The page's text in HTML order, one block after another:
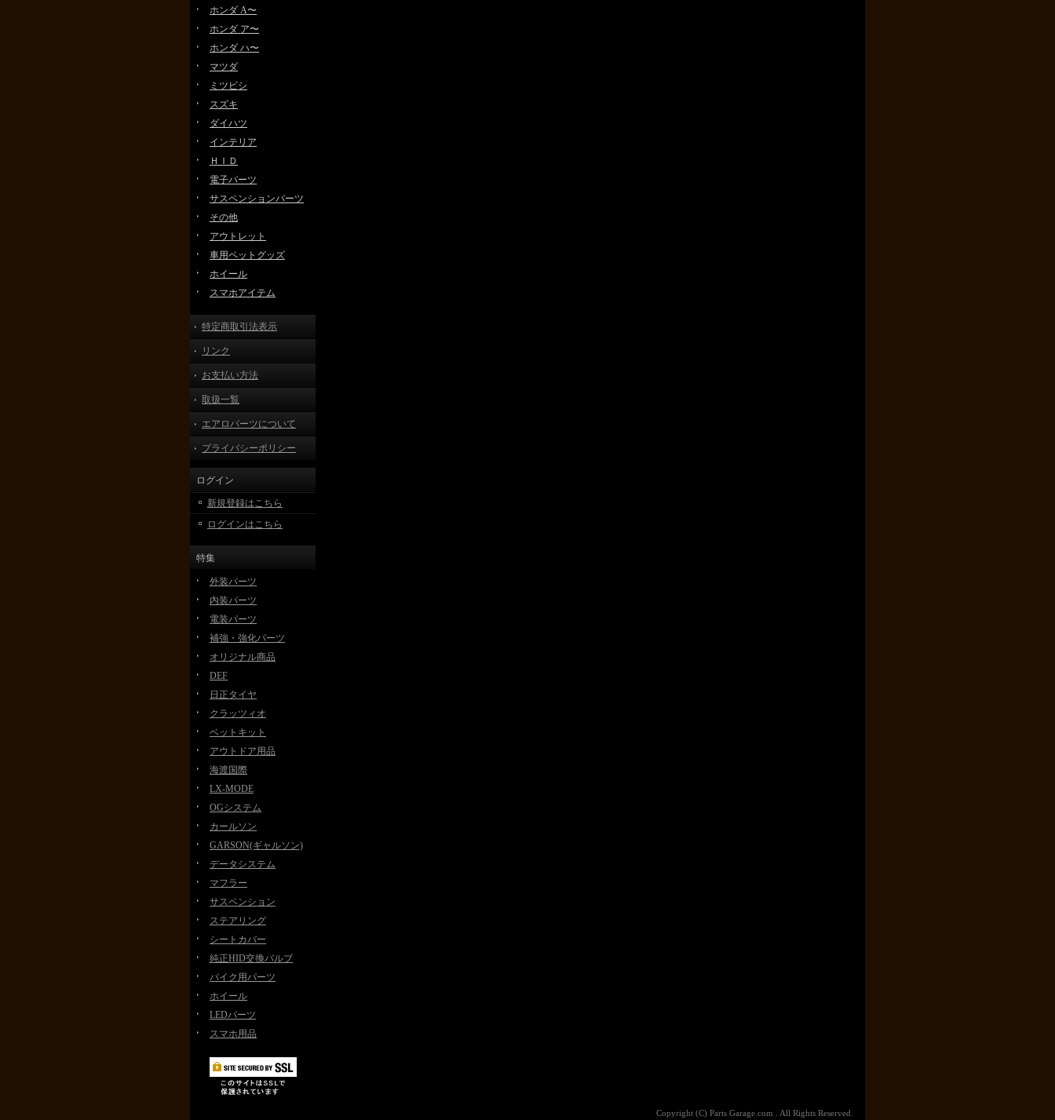
ホンダ A〜
ホンダ ア〜
ホンダ ハ〜
マツダ
ミツビシ
スズキ
ダイハツ
インテリア
ＨＩＤ
電子パーツ
サスペンションパーツ
その他
アウトレット
車用ペットグッズ
ホイール
スマホアイテム
特定商取引法表示
リンク
お支払い方法
取扱一覧
エアロパーツについて
プライバシーポリシー
ログイン
新規登録はこちら
ログインはこちら
特集
外装パーツ
内装パーツ
電装パーツ
補強・強化パーツ
オリジナル商品
DEF
日正タイヤ
クラッツィオ
ベットキット
アウトドア用品
海渡国際
LX-MODE
OGシステム
カールソン
GARSON(ギャルソン)
データシステム
マフラー
サスペンション
ステアリング
シートカバー
純正HID交換バルブ
バイク用パーツ
ホイール
LEDパーツ
スマホ用品
Copyright (C) Parts Garage.com . All Rights Reserved.